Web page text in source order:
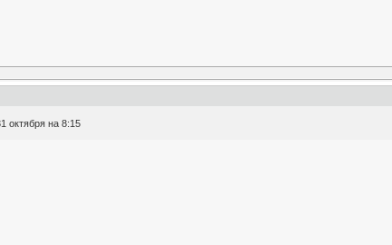
октября на 8:15